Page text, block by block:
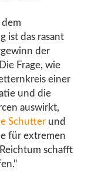
ist das rasant
der
Frage, wie
einer
und die
auswirkt,
Schutter und
für extremen
schafft